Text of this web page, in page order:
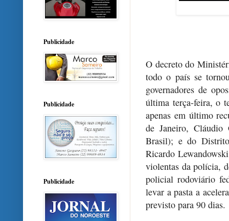
O decreto do
todo o país se
governadores de
última terça-feira, o
apenas em último
de Janeiro, Cláudio
Brasil); e do
Ricardo
violentas da polícia,
policial rodoviário
levar a pasta a
previsto para 90 dias.
Publicidade
Publicidade
Publicidade